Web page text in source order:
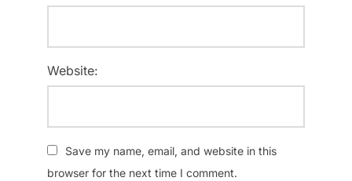
Website:
Save my name, email, and website in this
browser for the next time I comment.